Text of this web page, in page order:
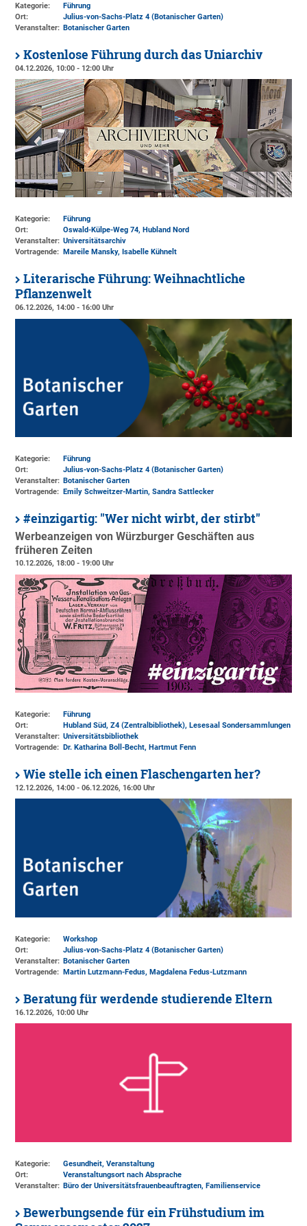
Kategorie:
Führung
Ort:
Julius-von-Sachs-Platz 4 (Botanischer Garten)
Veranstalter: Botanischer Garten
Kostenlose Führung durch das Uniarchiv
04.12.2026, 10:00 - 12:00 Uhr
Kategorie:
Führung
Ort:
Oswald-Külpe-Weg 74, Hubland Nord
Veranstalter: Universitätsarchiv
Vortragende:
Mareile Mansky, Isabelle Kühnelt
Literarische Führung: Weihnachtliche
Pflanzenwelt
06.12.2026, 14:00 - 16:00 Uhr
Kategorie:
Führung
Ort:
Julius-von-Sachs-Platz 4 (Botanischer Garten)
Veranstalter: Botanischer Garten
Vortragende:
Emily Schweitzer-Martin, Sandra Sattlecker
#einzigartig: "Wer nicht wirbt, der stirbt"
Werbeanzeigen von Würzburger Geschäften aus
früheren Zeiten
10.12.2026, 18:00 - 19:00 Uhr
Kategorie:
Führung
Ort:
Hubland Süd, Z4 (Zentralbibliothek), Lesesaal Sondersammlungen
Veranstalter: Universitätsbibliothek
Vortragende: Dr. Katharina Boll-Becht, Hartmut Fenn
Wie stelle ich einen Flaschengarten her?
12.12.2026, 14:00 - 06.12.2026, 16:00 Uhr
Kategorie:
Workshop
Ort:
Julius-von-Sachs-Platz 4 (Botanischer Garten)
Veranstalter: Botanischer Garten
Vortragende: Martin Lutzmann-Fedus, Magdalena Fedus-Lutzmann
Beratung für werdende studierende Eltern
16.12.2026, 10:00 Uhr
Kategorie:
Gesundheit, Veranstaltung
Ort:
Veranstaltungsort nach Absprache
Veranstalter: Büro der Universitätsfrauenbeauftragten, Familienservice
Bewerbungsende für ein Frühstudium im